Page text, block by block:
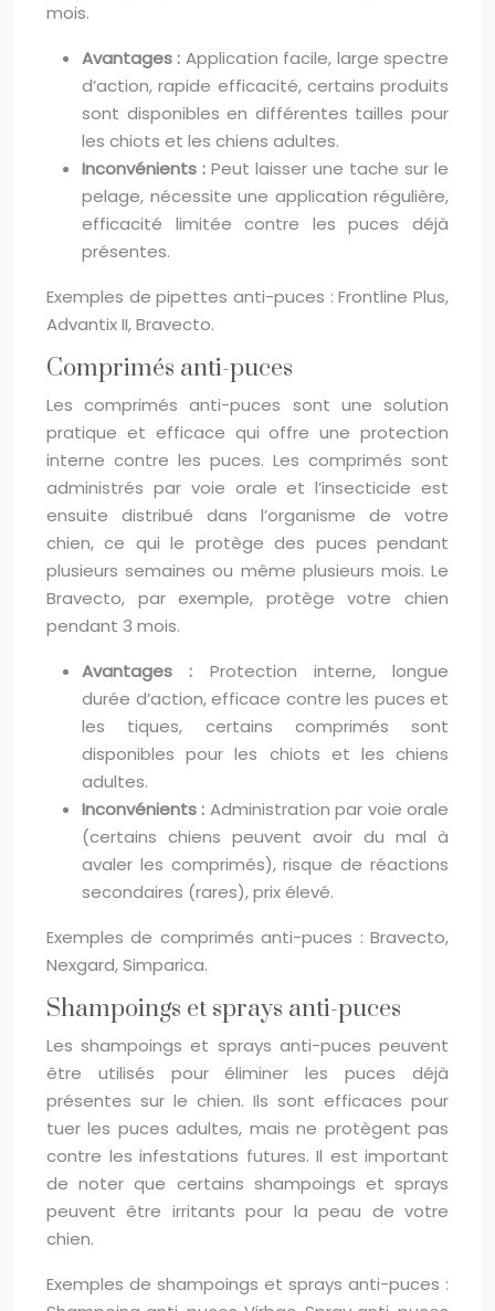
mois.
Avantages : Application facile, large spectre
d’action, rapide efficacité, certains produits
sont disponibles en différentes tailles pour
les chiots et les chiens adultes.
Inconvénients : Peut laisser une tache sur le
pelage, nécessite une application régulière,
efficacité limitée contre les puces déjà
présentes.
Exemples de pipettes anti-puces : Frontline Plus,
Advantix II, Bravecto.
Comprimés anti-puces
Les comprimés anti-puces sont une solution
pratique et efficace qui offre une protection
interne contre les puces. Les comprimés sont
administrés par voie orale et l’insecticide est
ensuite distribué dans l’organisme de votre
chien, ce qui le protège des puces pendant
plusieurs semaines ou même plusieurs mois. Le
Bravecto, par exemple, protège votre chien
pendant 3 mois.
Avantages : Protection interne, longue
durée d’action, efficace contre les puces et
les tiques, certains comprimés sont
disponibles pour les chiots et les chiens
adultes.
Inconvénients : Administration par voie orale
(certains chiens peuvent avoir du mal à
avaler les comprimés), risque de réactions
secondaires (rares), prix élevé.
Exemples de comprimés anti-puces : Bravecto,
Nexgard, Simparica.
Shampoings et sprays anti-puces
Les shampoings et sprays anti-puces peuvent
être utilisés pour éliminer les puces déjà
présentes sur le chien. Ils sont efficaces pour
tuer les puces adultes, mais ne protègent pas
contre les infestations futures. Il est important
de noter que certains shampoings et sprays
peuvent être irritants pour la peau de votre
chien.
Exemples de shampoings et sprays anti-puces :